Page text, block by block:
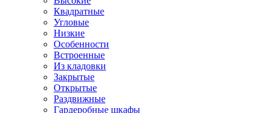
Квадратные
Угловые
Низкие
Особенности
Встроенные
Из кладовки
Закрытые
Открытые
Раздвижные
Гардеробные шкафы